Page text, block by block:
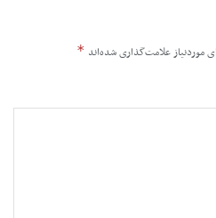
موردنیاز علامت‌گذاری شده‌اند *